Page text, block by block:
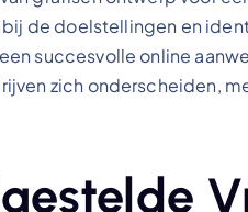
de doelstellingen en
succesvolle online
zich onderscheiden,